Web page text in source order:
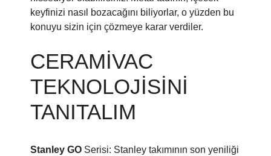
keyfinizi nasıl bozacağını biliyorlar, o yüzden bu
konuyu sizin için çözmeye karar verdiler.
CERAMIVAC
TEKNOLOJISINI
TANITALIM
Stanley GO Serisi: Stanley takımının son yeniliği